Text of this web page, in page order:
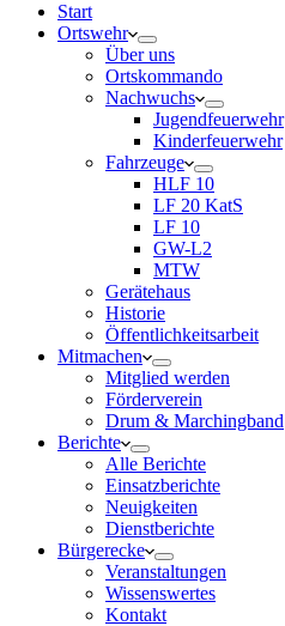
Start
Ortswehr
Über uns
Ortskommando
Nachwuchs
Jugendfeuerwehr
Kinderfeuerwehr
Fahrzeuge
HLF 10
LF 20 KatS
LF 10
GW-L2
MTW
Gerätehaus
Historie
Öffentlichkeitsarbeit
Mitmachen
Mitglied werden
Förderverein
Drum & Marchingband
Berichte
Alle Berichte
Einsatzberichte
Neuigkeiten
Dienstberichte
Bürgerecke
Veranstaltungen
Wissenswertes
Kontakt